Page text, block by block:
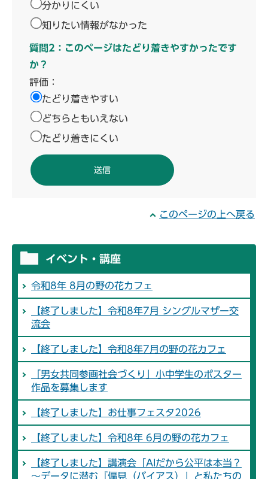
分かりにくい
知りたい情報がなかった
質問2：このページはたどり着きやすかったです
か？
評価：
たどり着きやすい
どちらともいえない
たどり着きにくい
このページの上へ戻る
イベント・講座
令和8年 8月の野の花カフェ
【終了しました】令和8年7月 シングルマザー交
流会
【終了しました】令和8年7月の野の花カフェ
「男女共同参画社会づくり」小中学生のポスター
作品を募集します
【終了しました】お仕事フェスタ2026
【終了しました】令和8年 6月の野の花カフェ
【終了しました】講演会「AIだから公平は本当？
～データに潜む『偏見（バイアス）』と私たちの